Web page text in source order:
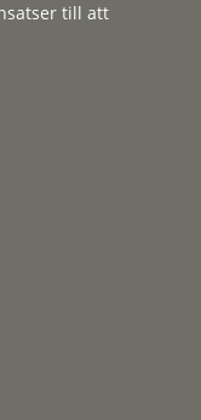
till att